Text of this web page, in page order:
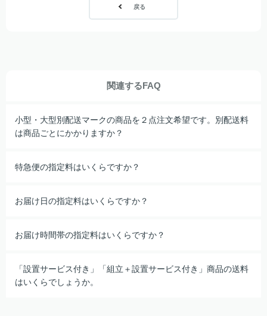
戻る
関連するFAQ
小型・大型別配送マークの商品を２点注文希望です。別配送料
は商品ごとにかかりますか？
特急便の指定料はいくらですか？
お届け日の指定料はいくらですか？
お届け時間帯の指定料はいくらですか？
「設置サービス付き」「組立＋設置サービス付き」商品の送料
はいくらでしょうか。